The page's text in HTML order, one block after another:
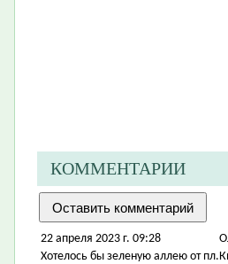
КОММЕНТАРИИ
22 апреля 2023 г. 09:28
Хотелось бы зеленую аллею от